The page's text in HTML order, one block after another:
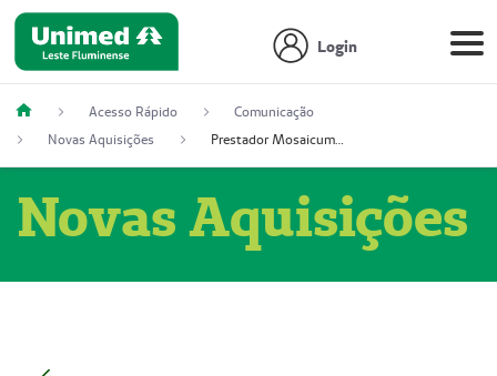
Login
Acesso Rápido
Comunicação
Novas Aquisições
Prestador Mosaicum Espaço Clínico Eireli (51004355-5)
Novas Aquisições